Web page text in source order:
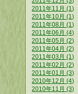
2011年11月 (1)
2011年10月 (1)
2011年08月 (1)
2011年06月 (4)
2011年05月 (2)
2011年04月 (2)
2011年03月 (1)
2011年02月 (2)
2011年01月 (3)
2010年12月 (4)
2010年11月 (3)